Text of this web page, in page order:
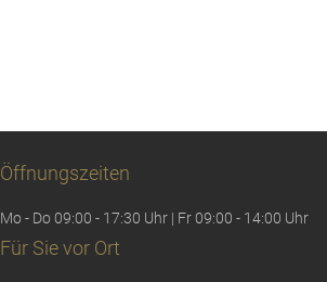
Öffnungszeiten
Mo - Do 09:00 - 17:30 Uhr | Fr 09:00 - 14:00 Uhr
Für Sie vor Ort